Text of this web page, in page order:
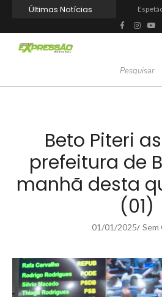
Últimas Notícias
Beto Piteri
prefeitura de
manhã desta
(01)
01/01/2025/ Sem